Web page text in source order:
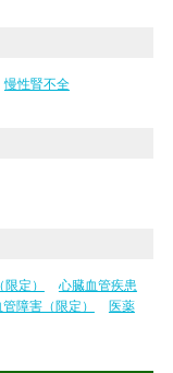
慢性腎不全
定）
心臓血管疾患
障害（限定）
医薬